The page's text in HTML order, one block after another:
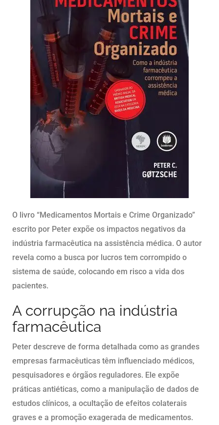
O livro “Medicamentos Mortais e Crime Organizado”
escrito por Peter expõe os impactos negativos da
indústria farmacêutica na assistência médica. O autor
revela como a busca por lucros tem corrompido o
sistema de saúde, colocando em risco a vida dos
pacientes.
A corrupção na indústria
farmacêutica
Peter descreve de forma detalhada como as grandes
empresas farmacêuticas têm influenciado médicos,
pesquisadores e órgãos reguladores. Ele expõe
práticas antiéticas, como a manipulação de dados de
estudos clínicos, a ocultação de efeitos colaterais
graves e a promoção exagerada de medicamentos.